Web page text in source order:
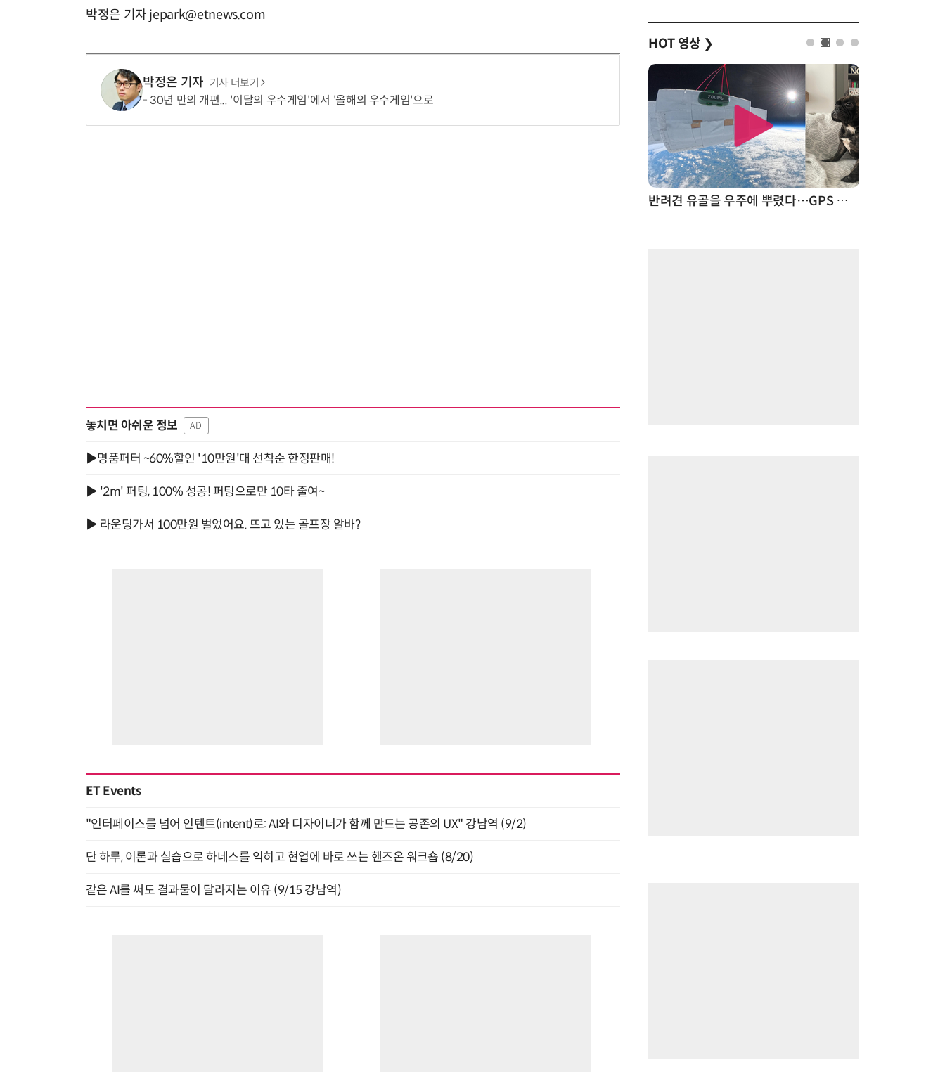
박정은 기자 jepark@etnews.com
박정은 기자 기사 더보기
30년 만의 개편... '이달의 우수게임'에서 '올해의 우수게임'으로
놓치면 아쉬운 정보 AD
▶명품퍼터 ~60%할인 '10만원'대 선착순 한정판매!
▶ '2m' 퍼팅, 100% 성공! 퍼팅으로만 10타 줄여~
▶ 라운딩가서 100만원 벌었어요. 뜨고 있는 골프장 알바?
ET Events
"인터페이스를 넘어 인텐트(intent)로: AI와 디자이너가 함께 만드는 공존의 UX" 강남역 (9/2)
단 하루, 이론과 실습으로 하네스를 익히고 현업에 바로 쓰는 핸즈온 워크숍 (8/20)
같은 AI를 써도 결과물이 달라지는 이유 (9/15 강남역)
HOT 영상 ❯
반려견 유골을 우주에 뿌렸다…GPS 추적기로 회수까지 성공